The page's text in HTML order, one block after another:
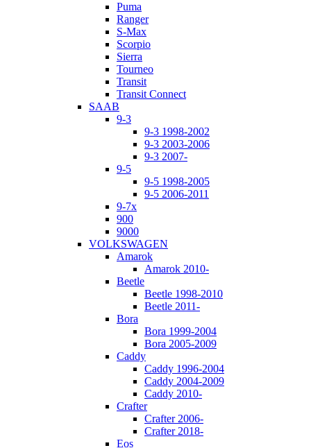
Puma
Ranger
S-Max
Scorpio
Sierra
Tourneo
Transit
Transit Connect
SAAB
9-3
9-3 1998-2002
9-3 2003-2006
9-3 2007-
9-5
9-5 1998-2005
9-5 2006-2011
9-7x
900
9000
VOLKSWAGEN
Amarok
Amarok 2010-
Beetle
Beetle 1998-2010
Beetle 2011-
Bora
Bora 1999-2004
Bora 2005-2009
Caddy
Caddy 1996-2004
Caddy 2004-2009
Caddy 2010-
Crafter
Crafter 2006-
Crafter 2018-
Eos